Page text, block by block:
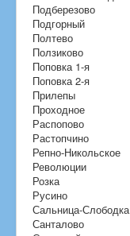
Подберезово
Подгорный
Полтево
Ползиково
Поповка 1-я
Поповка 2-я
Прилепы
Проходное
Распопово
Растопчино
Репно-Никольское
Революции
Розка
Русино
Сальница-Слободка
Санталово